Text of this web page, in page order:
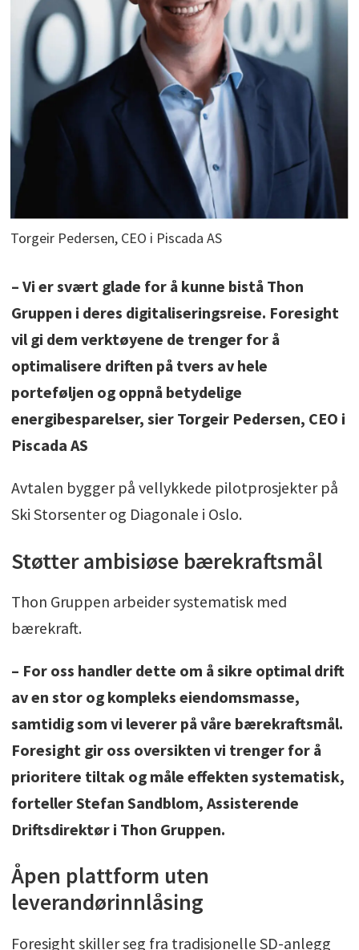
Torgeir Pedersen, CEO i Piscada AS
– Vi er svært glade for å kunne bistå Thon
Gruppen i deres digitaliseringsreise. Foresight
vil gi dem verktøyene de trenger for å
optimalisere driften på tvers av hele
porteføljen og oppnå betydelige
energibesparelser, sier Torgeir Pedersen, CEO i
Piscada AS
Avtalen bygger på vellykkede pilotprosjekter på
Ski Storsenter og Diagonale i Oslo.
Støtter ambisiøse bærekraftsmål
Thon Gruppen arbeider systematisk med
bærekraft.
– For oss handler dette om å sikre optimal drift
av en stor og kompleks eiendomsmasse,
samtidig som vi leverer på våre bærekraftsmål.
Foresight gir oss oversikten vi trenger for å
prioritere tiltak og måle effekten systematisk,
forteller Stefan Sandblom, Assisterende
Driftsdirektør i Thon Gruppen.
Åpen plattform uten
leverandørinnlåsing
Foresight skiller seg fra tradisjonelle SD-anlegg